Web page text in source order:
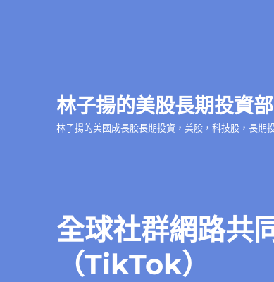
林子揚的美股長期投資
林子揚的美國成長股長期投資，美股，科技股，長期
全球社群網路共
（TikTok）